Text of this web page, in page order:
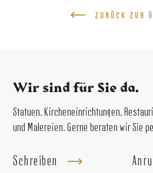
ZURÜCK ZUR
Wir sind für Sie da.
Statuen, Kircheneinrichtungen,
und Malereien. Gerne beraten wir Sie
Schreiben